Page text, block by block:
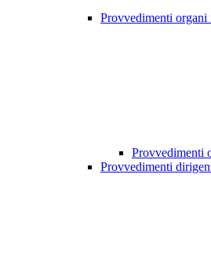
Provvedimenti
Provvedimenti
Provvedimenti